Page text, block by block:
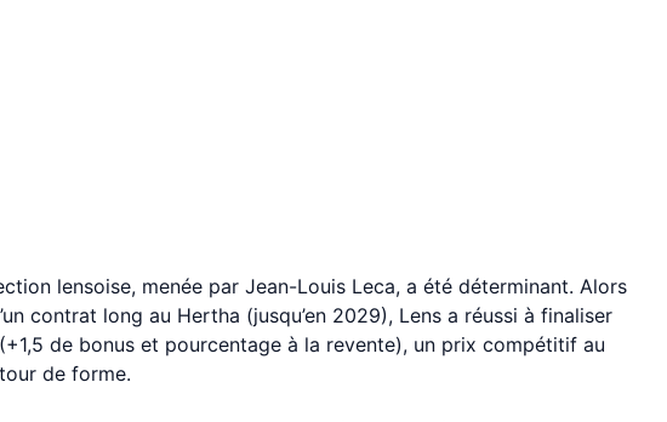
lensoise, menée par Jean-Louis Leca, a été déterminant. Alors
contrat long au Hertha (jusqu’en 2029), Lens a réussi à finaliser
de bonus et pourcentage à la revente), un prix compétitif au
de forme.